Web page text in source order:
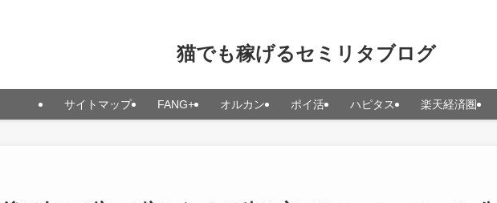
猫でも稼げるセミリタブログ
サイトマップ FANG+ オルカン ポイ活 ハピタス 楽天経済圏